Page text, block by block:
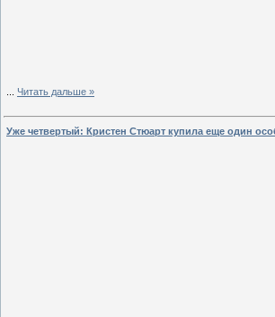
... Читать дальше »
Уже четвертый: Кристен Стюарт купила еще один